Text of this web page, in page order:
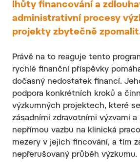
lhůty financování a
administrativní procesy
projekty zbytečně
Právě na to reaguje tento
rychlé finanční příspěvky
dočasný nedostatek financí.
podpora konkrétních kroků a
výzkumných projektech, které
zásadními zdravotními výzvami
nepřímou vazbu na klinická
mezery v jejich fincování, a tím
nepřerušovaný průběh výzkumu.